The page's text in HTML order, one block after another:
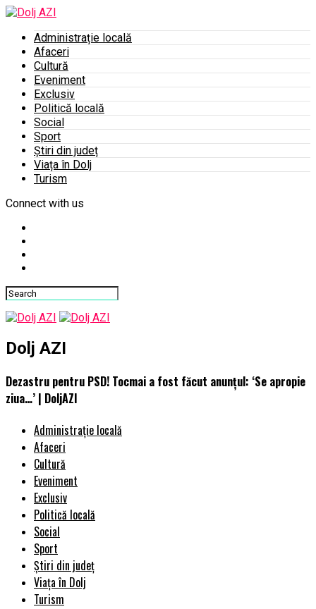
Administrație locală
Afaceri
Cultură
Eveniment
Exclusiv
Politică locală
Social
Sport
Știri din județ
Viața în Dolj
Turism
Connect with us
Dolj AZI
Dezastru pentru PSD! Tocmai a fost făcut anunțul: ‘Se apropie
ziua…’ | DoljAZI
Administrație locală
Afaceri
Cultură
Eveniment
Exclusiv
Politică locală
Social
Sport
Știri din județ
Viața în Dolj
Turism